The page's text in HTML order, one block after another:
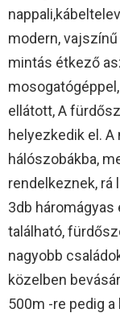
modern,
mintás étkező
ellátott, A
helyezkedik el.
hálószobákba,
rendelkeznek, rá
3db háromágyas
található,
nagyobb
közelben
500m -re pedig